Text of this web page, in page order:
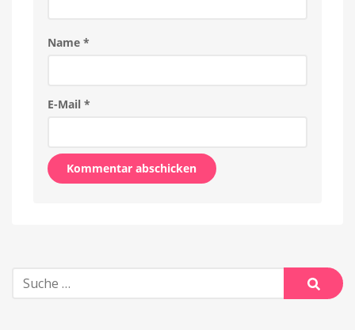
Name *
E-Mail *
Suche
nach:
Suche